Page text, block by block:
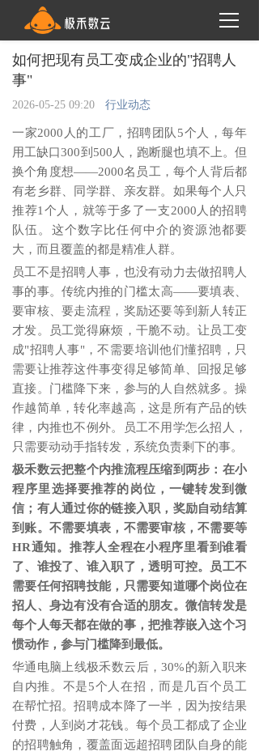
如何把现有员工变成企业的"招聘人
事"
2026-05-25 09:20 行业动态
一家2000人的工厂，招聘团队5个人，每年
用工缺口300到500人，跑断腿也填不上。但
换个角度想——2000名员工，每个人背后都
有老乡群、同学群、亲友群。如果每个人只
推荐1个人，就等于多了一支2000人的招聘
队伍。这个数字比任何中介的资源池都要
大，而且覆盖的都是精准人群。
员工不是招聘人事，也没有动力去做招聘人
事的事。传统内推的门槛太高——要填表、
要审核、要走流程，奖励还要等到新人转正
才发。员工觉得麻烦，干脆不动。让员工变
成"招聘人事"，不需要培训他们懂招聘，只
需要让推荐这件事变得足够简单、回报足够
直接。门槛降下来，参与的人自然就多。操
作越简单，转化率越高，这是所有产品的铁
律，内推也不例外。员工不用学怎么招人，
只需要动动手指转发，系统负责剩下的事。
极禾数云把整个内推流程压缩到两步：在小
程序里选择要推荐的岗位，一键转发到微
信；有人通过你的链接入职，奖励自动结算
到账。不需要填表，不需要审核，不需要等
HR通知。推荐人全程在小程序里看到谁看
了、谁投了、谁入职了，透明可控。员工不
需要任何招聘技能，只需要知道哪个岗位在
招人、身边有没有合适的朋友。微信转发是
每个人每天都在做的事，把推荐嵌入这个习
惯动作，参与门槛降到最低。
华通电脑上线极禾数云后，30%的新入职来
自内推。不是5个人在招，而是几百个员工
在帮忙招。招聘成本降了一半，因为按结果
付费，人到岗才花钱。每个员工都成了企业
的招聘触角，覆盖面远超招聘团队自身的能